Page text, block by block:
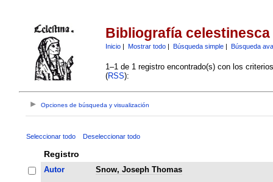
Bibliografía celestinesca
Inicio| Mostrar todo| Búsqueda simple| Búsqueda
1–1 de 1 registro encontrado(s) con los
(RSS):
Opciones de búsqueda y visualización
Seleccionar todo Deseleccionar todo
Registro
Autor
Snow, Joseph Thomas